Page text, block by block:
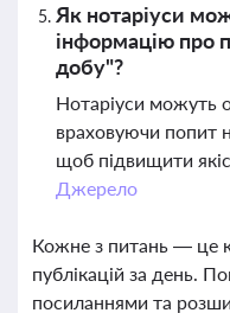
Як нотаріуси
інформацію про
добу"?
Нотаріуси можуть
враховуючи попит
щоб підвищити
Джерело
Кожне з питань — це
публікацій за день.
посиланнями та